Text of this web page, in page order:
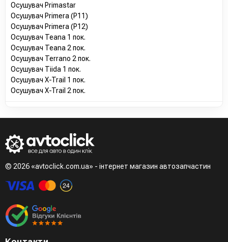
Осушувач Primastar
Осушувач Primera (P11)
Осушувач Primera (P12)
Осушувач Teana 1 пок.
Осушувач Teana 2 пок.
Осушувач Terrano 2 пок.
Осушувач Tiida 1 пок.
Осушувач X-Trail 1 пок.
Осушувач X-Trail 2 пок.
© 2026 «avtoclick.com.ua» - інтернет магазин автозапчастин